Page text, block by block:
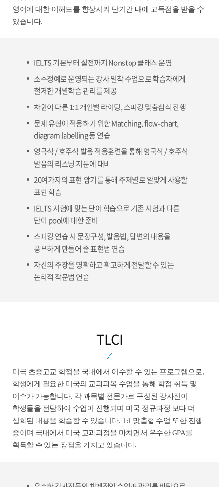
영어에 대한 이해도를 향상시켜 단기간 내에 고득점을 받을 수
있습니다.
IELTS 기본부터 실전까지 Nonstop 클래스 운영
소수정예로 운영되는 강사 밀착 수업으로 학습자에게
철저한 개별학습 관리를 제공
차원이 다른 1:1 개인별 라이팅, 스피킹 맞춤첨삭 진행
문제 유형에 적응하기 위한 Matching, flow-chart,
diagram labelling 등 연습
영국식 / 호주식 발음 적응훈련을 통해 영국식 / 호주식
발음의 리스닝 지문에 대비
20여가지의 표현 암기를 통해 주제별로 알맞게 사용할
표현 학습
IELTS 시험에 맞는 단어 학습으로 기존 시험과 다른
단어 pool에 대한 준비
스피킹 연습 시 문장구성, 발음법, 답변의 내용을
풍부하게 만들어 줄 표현법 연습
자신의 주장을 명확하고 확고하게 전달할 수 있는
논리적 작문법 연습
TLCI
미국 초중고교 학점을 국내에서 이수할 수 있는 프로그램으로,
학생에게 필요한 미국의 교과과목 수업을 통해 학점 취득 및
이수가 가능합니다. 각 과목별 전문가로 구성된 강사진이
학생들을 전담하여 수업이 진행되며 미국 정규과정 보다 더
심화된 내용을 학습할 수 있습니다. 1:1 맞춤형 수업 또한 진행
중이며 국내에서 미국 교과과정을 마치면서 우수한 GPA를
획득할 수 있는 장점을 가지고 있습니다.